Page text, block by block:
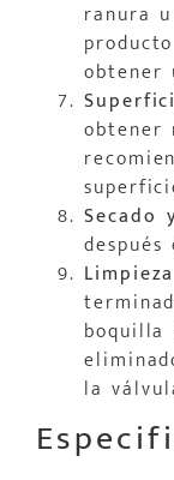
ranura
obtener
obtener
Secado
boquilla
la